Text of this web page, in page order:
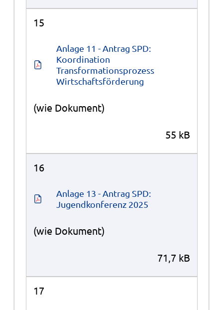
15
Anlage 11 - Antrag SPD:
Koordination
Transformationsprozess
Wirtschaftsförderung
(wie Dokument)
55 kB
16
Anlage 13 - Antrag SPD:
Jugendkonferenz 2025
(wie Dokument)
71,7 kB
17